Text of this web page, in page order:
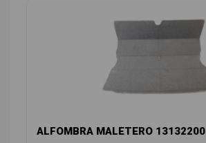
ALFOMBRA MALETERO 13132200